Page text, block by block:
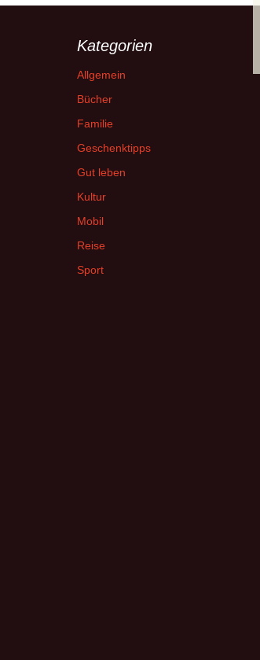
Kategorien
Allgemein
Bücher
Familie
Geschenktipps
Gut leben
Kultur
Mobil
Reise
Sport